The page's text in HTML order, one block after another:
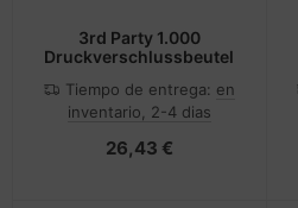
3rd Party 1.000
Druckverschlussbeutel
Tiempo de entrega: en
inventario, 2-4 dias
26,43 €